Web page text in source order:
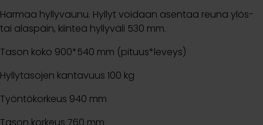
Harmaa hyllyvaunu. Hyllyt voidaan asentaa reuna ylös-
tai alaspäin, kiinteä hyllyväli 530 mm.
Tason koko 900*540 mm (pituus*leveys)
Hyllytasojen kantavuus 100 kg
Työntökorkeus 940 mm